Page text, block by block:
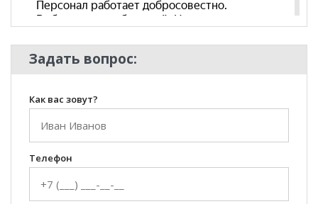
Задать вопрос:
Как вас зовут?
Телефон